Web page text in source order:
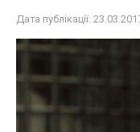
Дата публікації: